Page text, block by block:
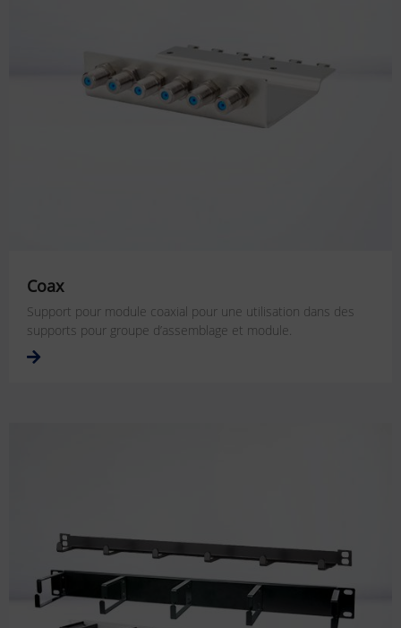
Coax
Support pour module coaxial pour une utilisation dans des
supports pour groupe d’assemblage et module.